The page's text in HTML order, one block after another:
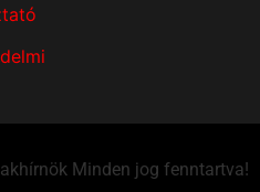
Minden jog fenntartva!